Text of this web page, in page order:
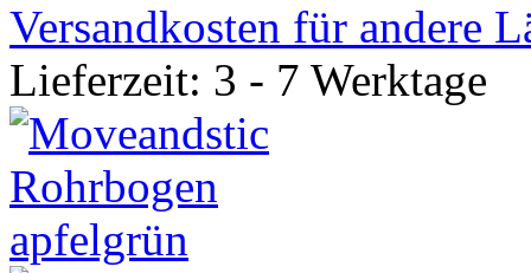
Versandkosten für andere
Lieferzeit: 3 - 7 Werktage